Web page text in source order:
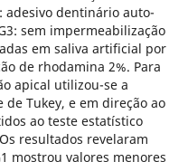
adesivo dentinário auto-
sem impermeabilização
em saliva artificial por
de rhodamina 2%. Para
apical utilizou-se a
de Tukey, e em direção ao
ao teste estatístico
resultados revelaram
mostrou valores menores